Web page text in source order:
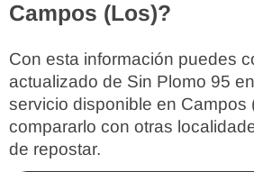
Campos (Los)?
Con esta información puedes
actualizado de Sin Plomo 95
servicio disponible en Campos
compararlo con otras
de repostar.